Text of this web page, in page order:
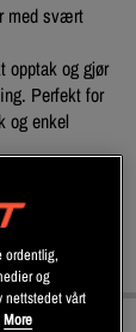
med svært
opptak og gjør
Perfekt for
og enkel
ordentlig,
og
nettstedet vårt
More